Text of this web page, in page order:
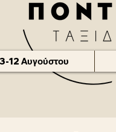
12 Αυγούστου